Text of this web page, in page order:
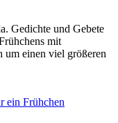
ein Frühchen